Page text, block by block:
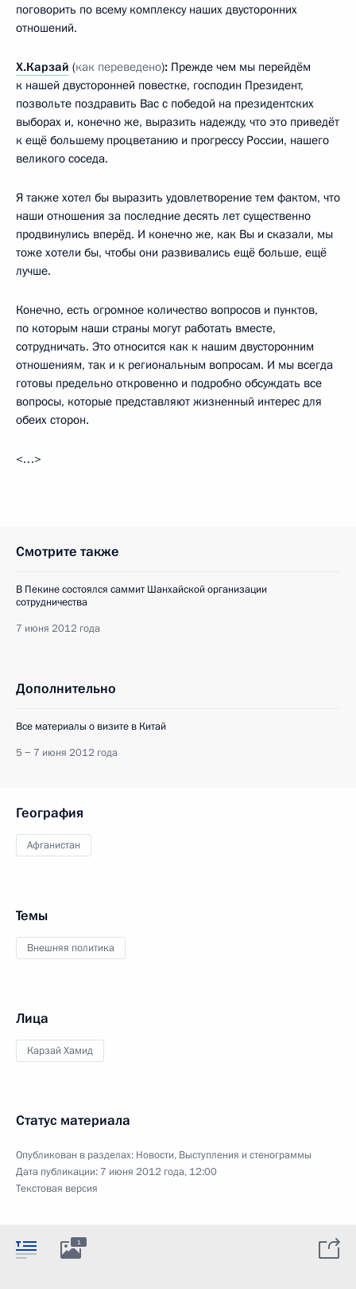
поговорить по всему комплексу наших двусторонних
отношений.
Х.Карзай (как переведено): Прежде чем мы перейдём
к нашей двусторонней повестке, господин Президент,
позвольте поздравить Вас с победой на президентских
выборах и, конечно же, выразить надежду, что это приведёт
к ещё большему процветанию и прогрессу России, нашего
великого соседа.
Я также хотел бы выразить удовлетворение тем фактом, что
наши отношения за последние десять лет существенно
продвинулись вперёд. И конечно же, как Вы и сказали, мы
тоже хотели бы, чтобы они развивались ещё больше, ещё
лучше.
Конечно, есть огромное количество вопросов и пунктов,
по которым наши страны могут работать вместе,
сотрудничать. Это относится как к нашим двусторонним
отношениям, так и к региональным вопросам. И мы всегда
готовы предельно откровенно и подробно обсуждать все
вопросы, которые представляют жизненный интерес для
обеих сторон.
<…>
Смотрите также
В Пекине состоялся саммит Шанхайской организации
сотрудничества
7 июня 2012 года
Дополнительно
Все материалы о визите в Китай
5 − 7 июня 2012 года
География
Афганистан
Темы
Внешняя политика
Лица
Карзай Хамид
Статус материала
Опубликован в разделах: Новости, Выступления и стенограммы
Дата публикации: 7 июня 2012 года, 12:00
Текстовая версия
1